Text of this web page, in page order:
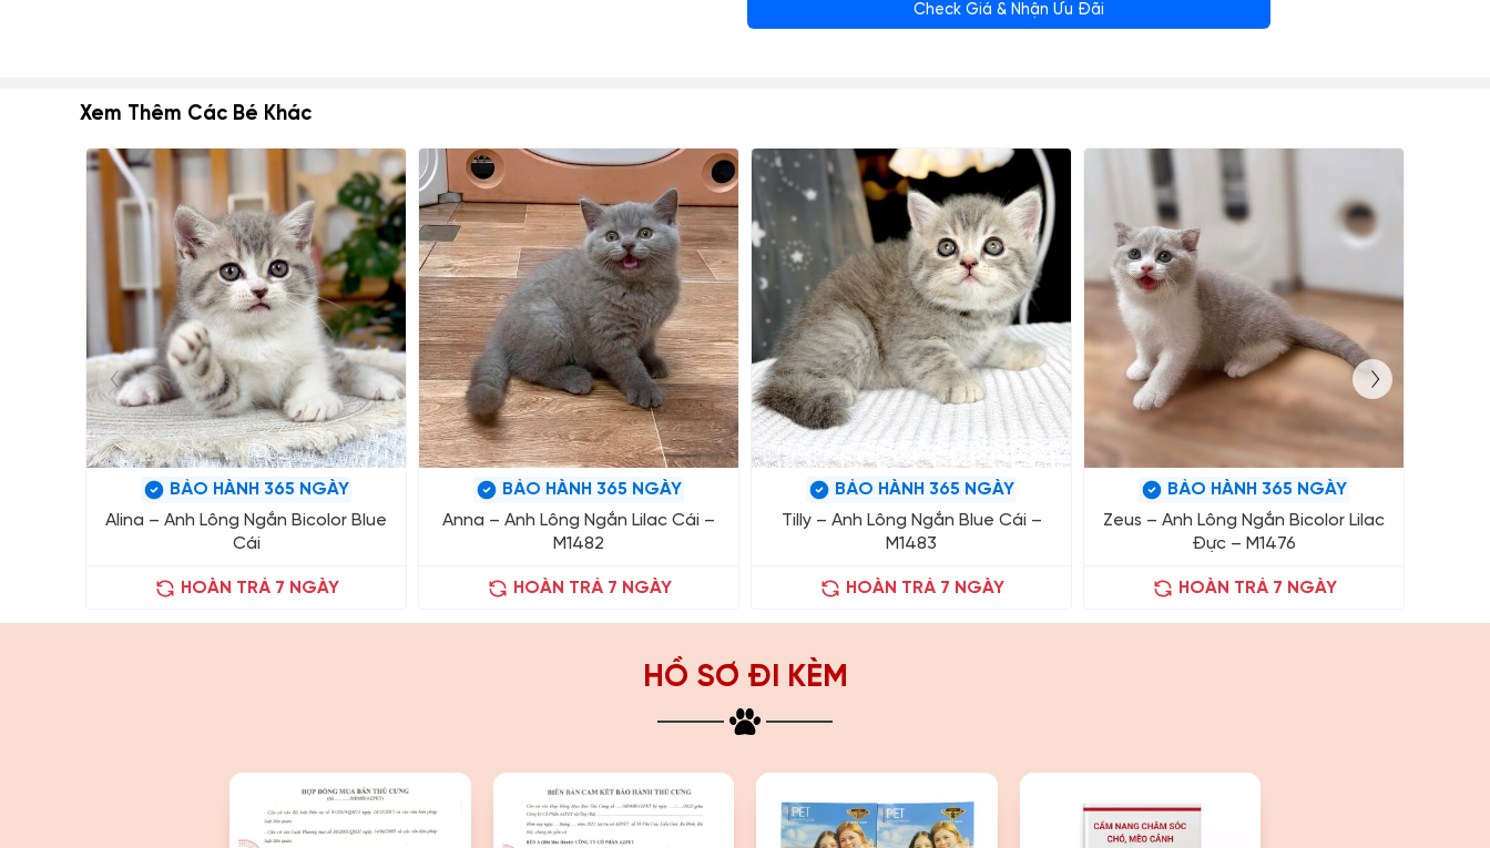
Check Giá & Nhận Ưu Đãi
Xem Thêm Các Bé Khác
BẢO HÀNH 365 NGÀY
Alina – Anh Lông Ngắn Bicolor Blue
Cái
HOÀN TRẢ 7 NGÀY
BẢO HÀNH 365 NGÀY
Anna – Anh Lông Ngắn Lilac Cái –
M1482
HOÀN TRẢ 7 NGÀY
BẢO HÀNH 365 NGÀY
Tilly – Anh Lông Ngắn Blue Cái –
M1483
HOÀN TRẢ 7 NGÀY
BẢO HÀNH 365 NGÀY
Zeus – Anh Lông Ngắn Bicolor Lilac
Đực – M1476
HOÀN TRẢ 7 NGÀY
HỒ SƠ ĐI KÈM